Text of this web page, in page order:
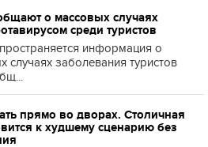
о массовых случаях
среди туристов
информация о
случаях заболевания туристов
прямо во дворах. Столичная
к худшему сценарию без